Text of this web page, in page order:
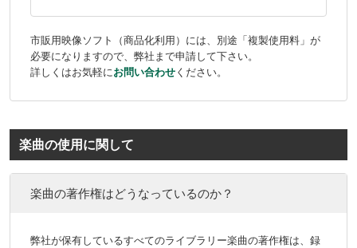
市販用映像ソフト（商品化利用）には、別途「複製使用料」が
必要になりますので、弊社まで申請して下さい。
詳しくはお気軽に お問い合わせ ください。
楽曲の使用に関して
楽曲の著作権はどうなっているのか？
弊社が保有しているすべてのライブラリー楽曲の著作権は、録